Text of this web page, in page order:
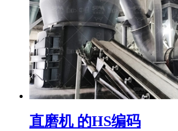
直磨机 的HS编码